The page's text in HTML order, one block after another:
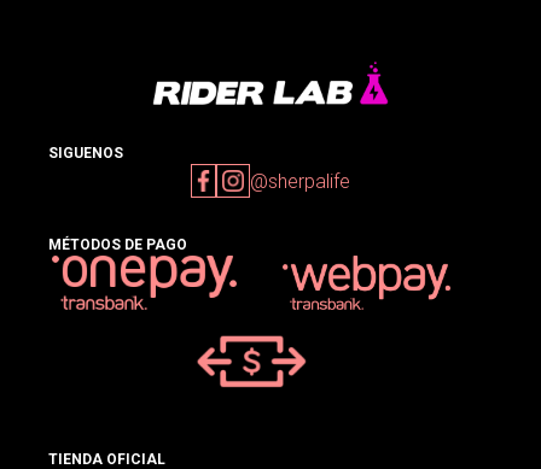
SIGUENOS
@sherpalife
MÉTODOS DE PAGO
TIENDA OFICIAL